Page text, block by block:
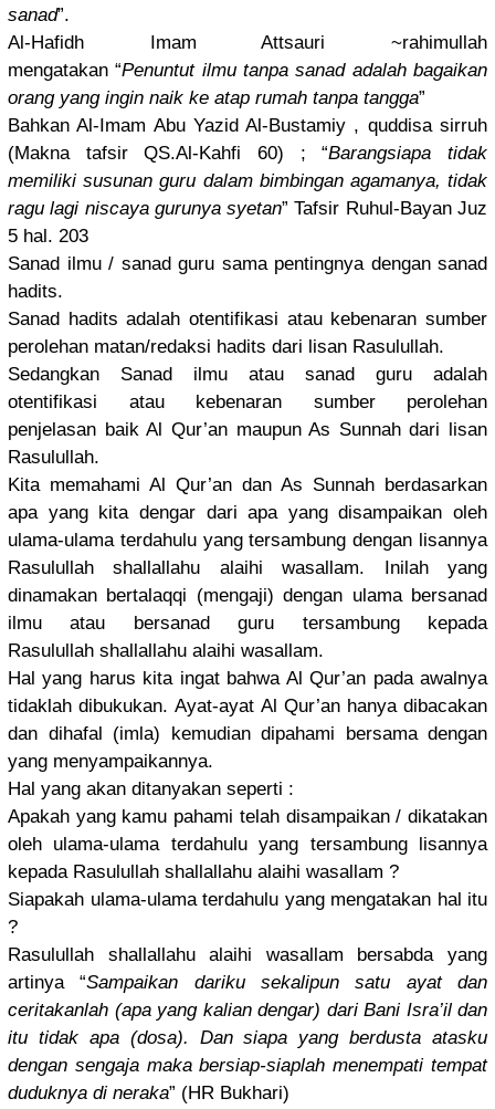
sanad”.
Al-Hafidh Imam Attsauri ~rahimullah
mengatakan “Penuntut ilmu tanpa sanad adalah bagaikan
orang yang ingin naik ke atap rumah tanpa tangga”
Bahkan Al-Imam Abu Yazid Al-Bustamiy , quddisa sirruh
(Makna tafsir QS.Al-Kahfi 60) ; “Barangsiapa tidak
memiliki susunan guru dalam bimbingan agamanya, tidak
ragu lagi niscaya gurunya syetan” Tafsir Ruhul-Bayan Juz
5 hal. 203
Sanad ilmu / sanad guru sama pentingnya dengan sanad
hadits.
Sanad hadits adalah otentifikasi atau kebenaran sumber
perolehan matan/redaksi hadits dari lisan Rasulullah.
Sedangkan Sanad ilmu atau sanad guru adalah
otentifikasi atau kebenaran sumber perolehan
penjelasan baik Al Qur’an maupun As Sunnah dari lisan
Rasulullah.
Kita memahami Al Qur’an dan As Sunnah berdasarkan
apa yang kita dengar dari apa yang disampaikan oleh
ulama-ulama terdahulu yang tersambung dengan lisannya
Rasulullah shallallahu alaihi wasallam. Inilah yang
dinamakan bertalaqqi (mengaji) dengan ulama bersanad
ilmu atau bersanad guru tersambungkepada
Rasulullah shallallahu alaihi wasallam.
Hal yang harus kita ingat bahwa Al Qur’an pada awalnya
tidaklah dibukukan. Ayat-ayat Al Qur’an hanya dibacakan
dan dihafal (imla) kemudian dipahami bersama dengan
yang menyampaikannya.
Hal yang akan ditanyakan seperti :
Apakah yang kamu pahami telah disampaikan / dikatakan
oleh ulama-ulama terdahulu yang tersambunglisannya
kepada Rasulullah shallallahu alaihi wasallam ?
Siapakah ulama-ulama terdahulu yang mengatakan hal itu
?
Rasulullah shallallahu alaihi wasallam bersabda yang
artinya “Sampaikan dariku sekalipun satu ayat dan
ceritakanlah (apa yang kalian dengar) dari Bani Isra’il dan
itu tidak apa (dosa). Dan siapa yang berdusta atasku
dengan sengaja maka bersiap-siaplah menempati tempat
duduknya di neraka” (HR Bukhari)